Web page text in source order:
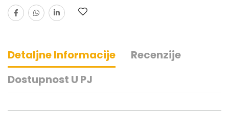
Detaljne Informacije
Recenzije
Dostupnost U PJ